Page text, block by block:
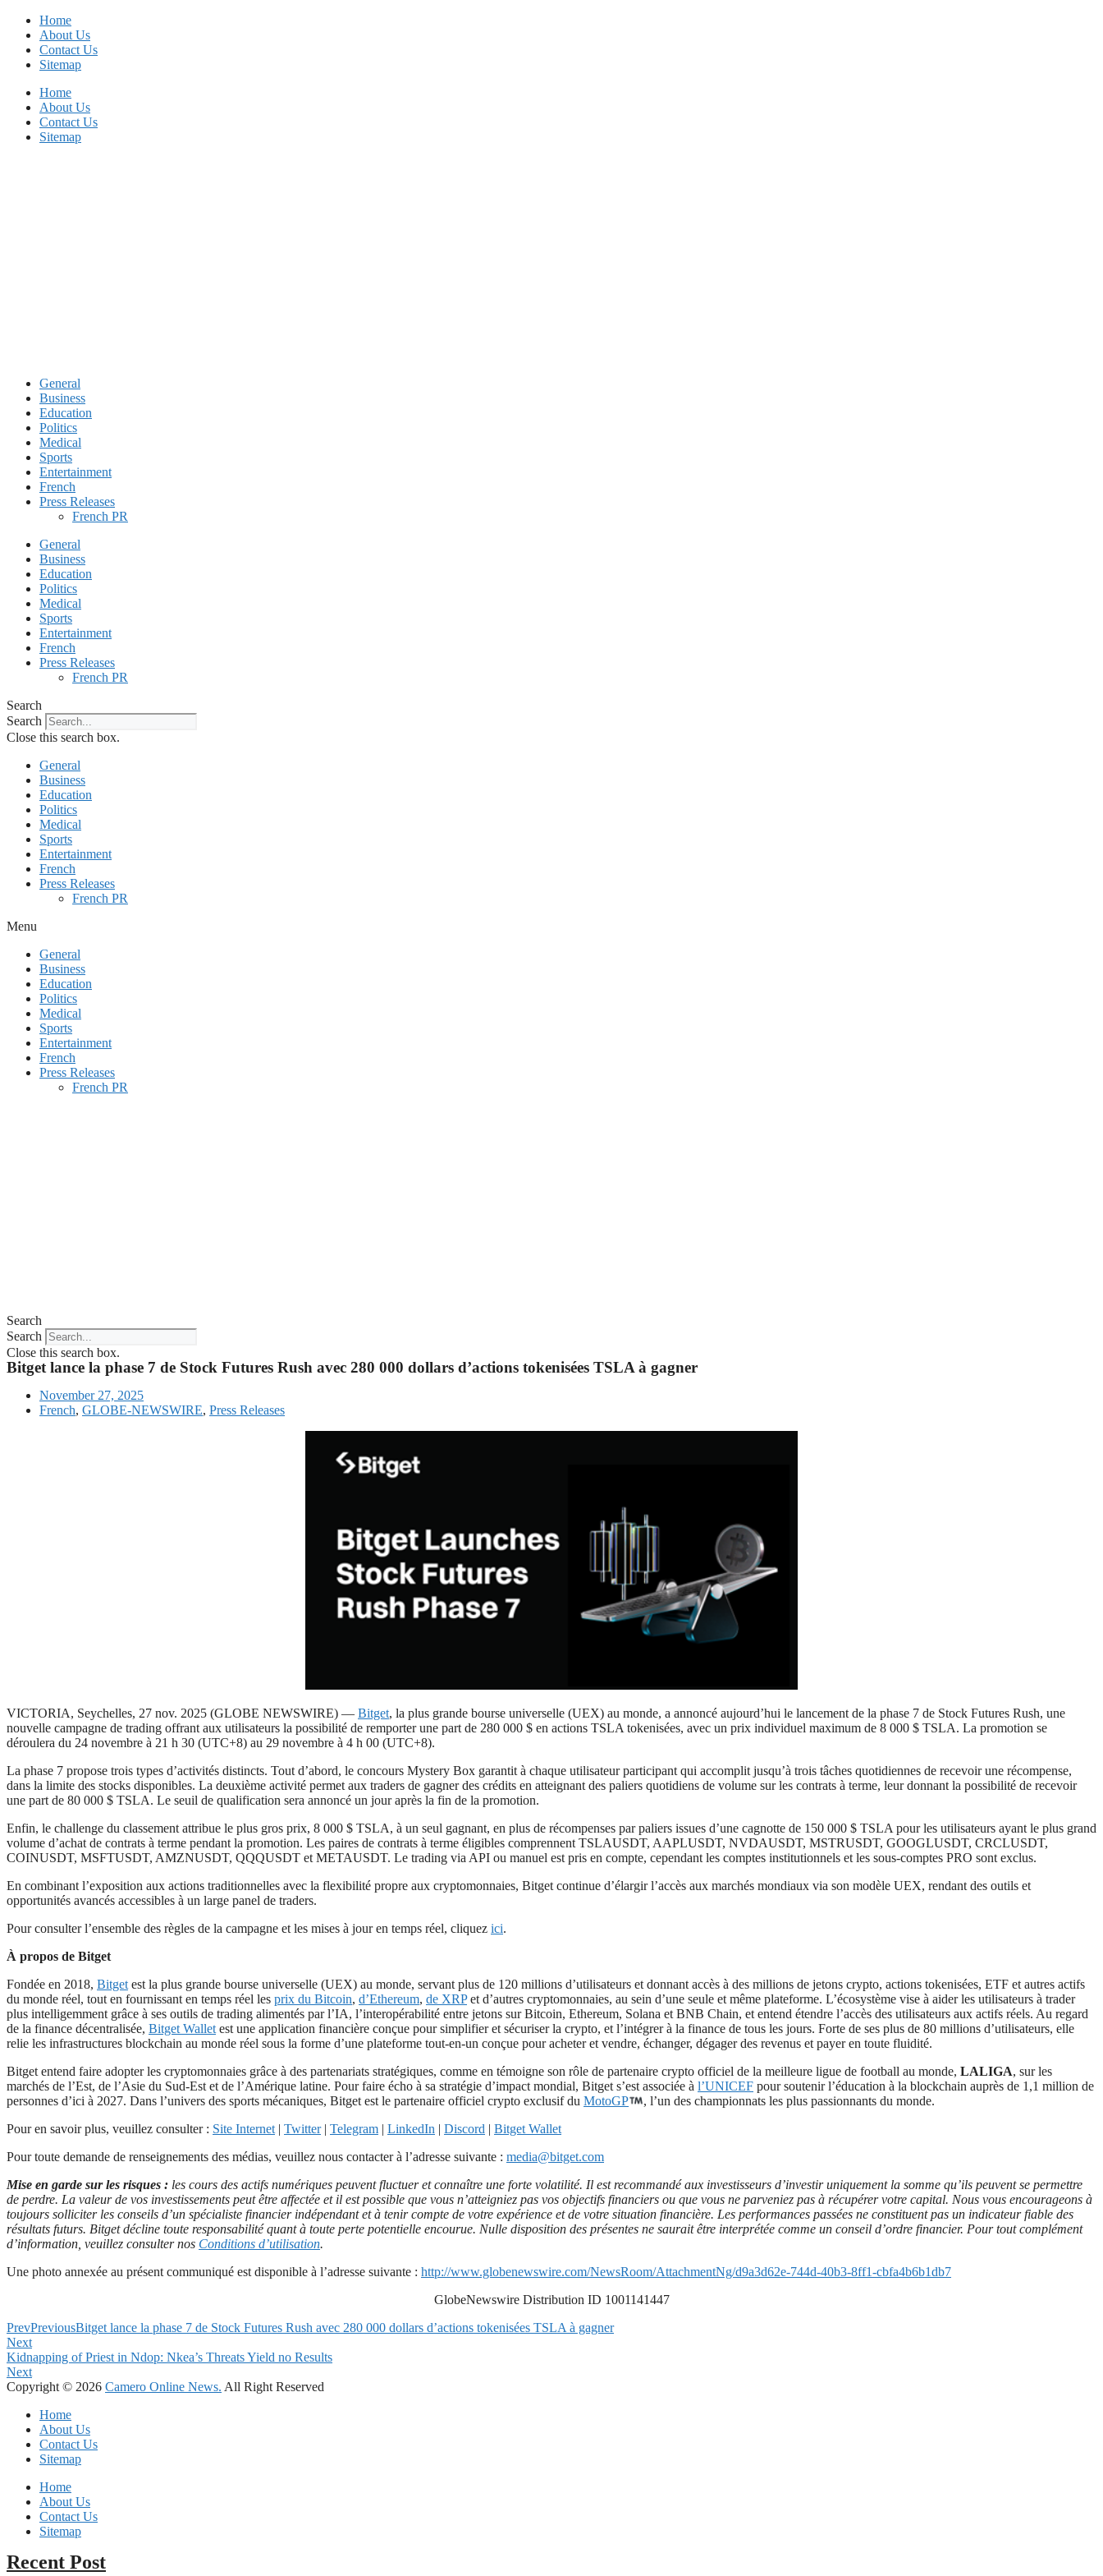
Skip
content
Home
About Us
Contact Us
Sitemap
Home
About Us
Contact Us
Sitemap
General
Business
Education
Politics
Medical
Sports
Entertainment
French
Press Releases
French PR
General
Business
Education
Politics
Medical
Sports
Entertainment
French
Press Releases
French PR
Search
Search
Close this search box.
General
Business
Education
Politics
Medical
Sports
Entertainment
French
Press Releases
French PR
Menu
General
Business
Education
Politics
Medical
Sports
Entertainment
French
Press Releases
French PR
Search
Search
Close this search box.
Bitget lance la phase 7 de Stock Futures Rush avec 280 000 dollars d’actions tokenisées TSLA à gagner
November 27, 2025
French, GLOBE-NEWSWIRE, Press Releases
VICTORIA, Seychelles, 27 nov. 2025 (GLOBE NEWSWIRE) — Bitget, la plus grande bourse universelle (UEX) au monde, a annoncé aujourd’hui le lancement de la phase 7 de Stock Futures Rush, une
nouvelle campagne de trading offrant aux utilisateurs la possibilité de remporter une part de 280 000 $ en actions TSLA tokenisées, avec un prix individuel maximum de 8 000 $ TSLA. La promotion se
déroulera du 24 novembre à 21 h 30 (UTC+8) au 29 novembre à 4 h 00 (UTC+8).
La phase 7 propose trois types d’activités distincts. Tout d’abord, le concours Mystery Box garantit à chaque utilisateur participant qui accomplit jusqu’à trois tâches quotidiennes de recevoir une récompense,
dans la limite des stocks disponibles. La deuxième activité permet aux traders de gagner des crédits en atteignant des paliers quotidiens de volume sur les contrats à terme, leur donnant la possibilité de recevoir
une part de 80 000 $ TSLA. Le seuil de qualification sera annoncé un jour après la fin de la promotion.
Enfin, le challenge du classement attribue le plus gros prix, 8 000 $ TSLA, à un seul gagnant, en plus de récompenses par paliers issues d’une cagnotte de 150 000 $ TSLA pour les utilisateurs ayant le plus grand
volume d’achat de contrats à terme pendant la promotion. Les paires de contrats à terme éligibles comprennent TSLAUSDT, AAPLUSDT, NVDAUSDT, MSTRUSDT, GOOGLUSDT, CRCLUSDT,
COINUSDT, MSFTUSDT, AMZNUSDT, QQQUSDT et METAUSDT. Le trading via API ou manuel est pris en compte, cependant les comptes institutionnels et les sous-comptes PRO sont exclus.
En combinant l’exposition aux actions traditionnelles avec la flexibilité propre aux cryptomonnaies, Bitget continue d’élargir l’accès aux marchés mondiaux via son modèle UEX, rendant des outils et
opportunités avancés accessibles à un large panel de traders.
Pour consulter l’ensemble des règles de la campagne et les mises à jour en temps réel, cliquez ici.
À propos de Bitget
Fondée en 2018, Bitget est la plus grande bourse universelle (UEX) au monde, servant plus de 120 millions d’utilisateurs et donnant accès à des millions de jetons crypto, actions tokenisées, ETF et autres actifs
du monde réel, tout en fournissant en temps réel les prix du Bitcoin, d’Ethereum, de XRPet d’autres cryptomonnaies, au sein d’une seule et même plateforme. L’écosystème vise à aider les utilisateurs à trader
plus intelligemment grâce à ses outils de trading alimentés par l’IA, l’interopérabilité entre jetons sur Bitcoin, Ethereum, Solana et BNB Chain, et entend étendre l’accès des utilisateurs aux actifs réels. Au regard
de la finance décentralisée, Bitget Wallet est une application financière conçue pour simplifier et sécuriser la crypto, et l’intégrer à la finance de tous les jours. Forte de ses plus de 80 millions d’utilisateurs, elle
relie les infrastructures blockchain au monde réel sous la forme d’une plateforme tout-en-un conçue pour acheter et vendre, échanger, dégager des revenus et payer en toute fluidité.
Bitget entend faire adopter les cryptomonnaies grâce à des partenariats stratégiques, comme en témoigne son rôle de partenaire crypto officiel de la meilleure ligue de football au monde, LALIGA, sur les
marchés de l’Est, de l’Asie du Sud-Est et de l’Amérique latine. Pour faire écho à sa stratégie d’impact mondial, Bitget s’est associée à l’UNICEF pour soutenir l’éducation à la blockchain auprès de 1,1 million de
personnes d’ici à 2027. Dans l’univers des sports mécaniques, Bitget est le partenaire officiel crypto exclusif du MotoGP
, l’un des championnats les plus passionnants du monde.
Pour en savoir plus, veuillez consulter : Site Internet| Twitter| Telegram | LinkedIn | Discord | Bitget Wallet
Pour toute demande de renseignements des médias, veuillez nous contacter à l’adresse suivante : media@bitget.com
Mise en garde sur les risques : les cours des actifs numériques peuvent fluctuer et connaître une forte volatilité. Il est recommandé aux investisseurs d’investir uniquement la somme qu’ils peuvent se permettre
de perdre. La valeur de vos investissements peut être affectée et il est possible que vous n’atteigniez pas vos objectifs financiers ou que vous ne parveniez pas à récupérer votre capital. Nous vous encourageons à
toujours solliciter les conseils d’un spécialiste financier indépendant et à tenir compte de votre expérience et de votre situation financière. Les performances passées ne constituent pas un indicateur fiable des
résultats futurs. Bitget décline toute responsabilité quant à toute perte potentielle encourue. Nulle disposition des présentes ne saurait être interprétée comme un conseil d’ordre financier. Pour tout complément
d’information, veuillez consulter nos Conditions d’utilisation.
Une photo annexée au présent communiqué est disponible à l’adresse suivante : http://www.globenewswire.com/NewsRoom/AttachmentNg/d9a3d62e-744d-40b3-8ff1-cbfa4b6b1db7
GlobeNewswire Distribution ID 1001141447
PrevPreviousBitget lance la phase 7 de Stock Futures Rush avec 280 000 dollars d’actions tokenisées TSLA à gagner
Next
Kidnapping of Priest in Ndop: Nkea’s Threats Yield no Results
Next
Copyright © 2026 Camero Online News. All Right Reserved
Home
About Us
Contact Us
Sitemap
Home
About Us
Contact Us
Sitemap
Recent Post